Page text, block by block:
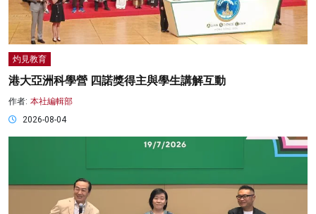
灼見教育
港大亞洲科學營 四諾獎得主與學生講解互動
作者: 本社編輯部
2026-08-04